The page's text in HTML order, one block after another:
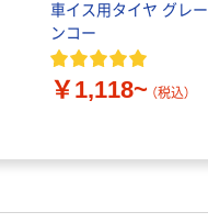
車イス用タイヤ グレ
ンコー
￥1,118~ （税込）